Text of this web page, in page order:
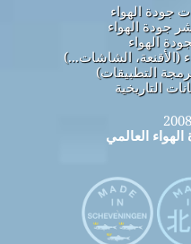
جودة الهواء
جودة الهواء
الهواء
(الأقنعة، الشاشات...)
التاريخية
العالمي